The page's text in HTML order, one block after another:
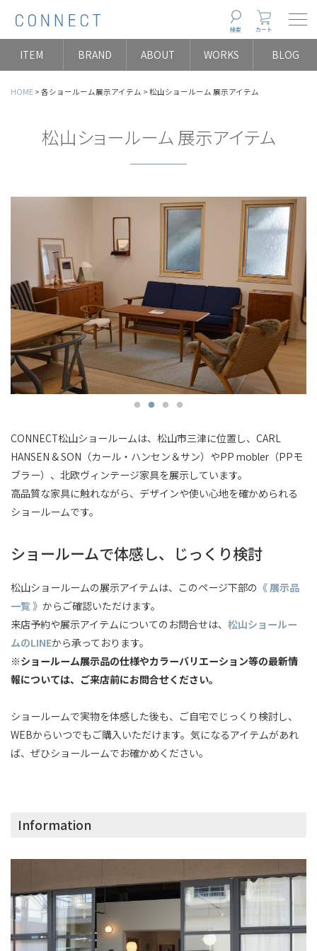
検索 カート
ITEM BRAND ABOUT WORKS BLOG
HOME 各ショールーム展示アイテム 松山ショールーム 展示アイテム
松山ショールーム 展示アイテム
CONNECT松山ショールームは、松山市三津に位置し、CARL
HANSEN & SON（カール・ハンセン＆サン）やPP mobler（PPモ
ブラー）、北欧ヴィンテージ家具を展示しています。
高品質な家具に触れながら、デザインや使い心地を確かめられる
ショールームです。
ショールームで体感し、じっくり検討
松山ショールームの展示アイテムは、このページ下部の 《 展示品
一覧 》 からご確認いただけます。
来店予約や展示アイテムについてのお問合せは、 松山ショールー
ムのLINEから承っております。
※ショールーム展示品の仕様やカラーバリエーション等の最新情
報については、ご来店前にお問合せください。
ショールームで実物を体感した後も、ご自宅でじっくり検討し、
WEBからいつでもご購入いただけます。気になるアイテムがあれ
ば、ぜひショールームでお確かめください。
Information